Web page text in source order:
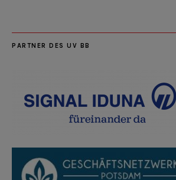
PARTNER DES UV BB